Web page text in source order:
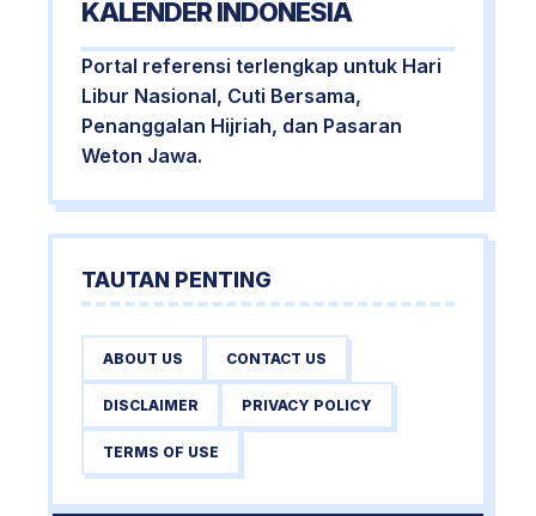
KALENDER INDONESIA
Portal referensi terlengkap untuk Hari
Libur Nasional, Cuti Bersama,
Penanggalan Hijriah, dan Pasaran
Weton Jawa.
TAUTAN PENTING
ABOUT US CONTACT US
DISCLAIMER PRIVACY POLICY
TERMS OF USE